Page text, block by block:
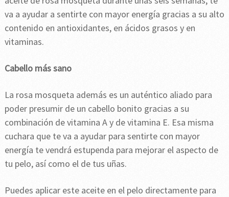
va a ayudar a sentirte con mayor energía gracias a su alto
contenido en antioxidantes, en ácidos grasos y en
vitaminas.
Cabello más sano
La rosa mosqueta además es un auténtico aliado para
poder presumir de un cabello bonito gracias a su
combinación de vitamina A y de vitamina E. Esa misma
cuchara que te va a ayudar para sentirte con mayor
energía te vendrá estupenda para mejorar el aspecto de
tu pelo, así como el de tus uñas.
Puedes aplicar este aceite en el pelo directamente para